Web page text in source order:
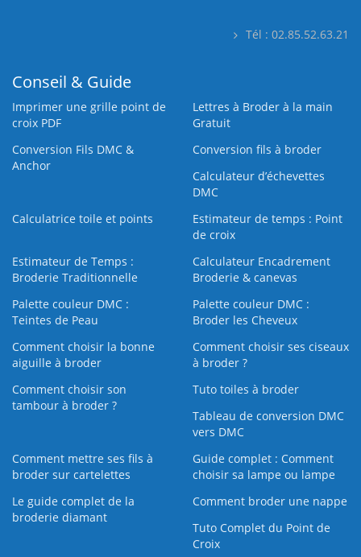
Tél : 02.85.52.63.21
Conseil & Guide
Imprimer une grille point de
croix PDF
Lettres à Broder à la main
Gratuit
Conversion Fils DMC &
Anchor
Conversion fils à broder
Calculateur d’échevettes
DMC
Calculatrice toile et points
Estimateur de temps : Point
de croix
Estimateur de Temps :
Broderie Traditionnelle
Calculateur Encadrement
Broderie & canevas
Palette couleur DMC :
Teintes de Peau
Palette couleur DMC :
Broder les Cheveux
Comment choisir la bonne
aiguille à broder
Comment choisir ses ciseaux
à broder ?
Comment choisir son
tambour à broder ?
Tuto toiles à broder
Tableau de conversion DMC
vers DMC
Comment mettre ses fils à
broder sur cartelettes
Guide complet : Comment
choisir sa lampe ou lampe
Le guide complet de la
broderie diamant
Comment broder une nappe
Tuto Complet du Point de
Croix